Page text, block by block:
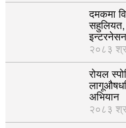
दमकमा
२०८३
रोयल
अभियान
२०८३